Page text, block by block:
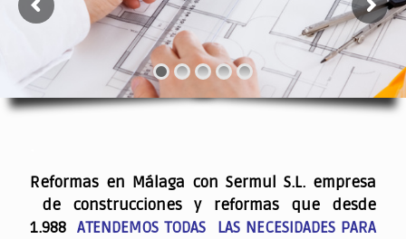
Reformas en Málaga con Sermul S.L. empresa
de construcciones y reformas que desde
1.988ATENDEMOS TODAS LAS NECESIDADES PARA